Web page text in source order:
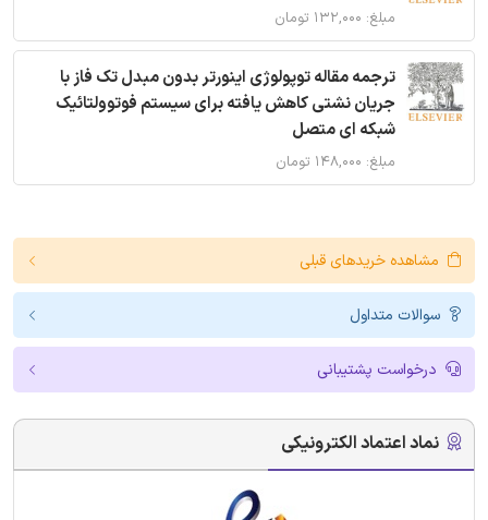
مبلغ: ۱۳۲,۰۰۰ تومان
ترجمه مقاله توپولوژی اینورتر بدون مبدل تک فاز با
جریان نشتی کاهش یافته برای سیستم فوتوولتائیک
شبکه ای متصل
مبلغ: ۱۴۸,۰۰۰ تومان
مشاهده خریدهای قبلی
سوالات متداول
درخواست پشتیبانی
نماد اعتماد الکترونیکی